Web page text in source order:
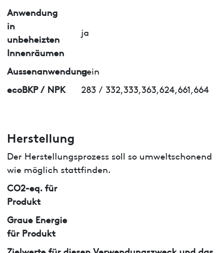
Anwendung
in
unbeheizten
Innenräumen
ja
Aussenanwendungnein
ecoBKP / NPK
283 / 332,333,363,624,661,664
Herstellung
Der Herstellungsprozess soll so umweltschonend
wie möglich stattfinden.
CO2-eq. für
Produkt
Graue Energie
für Produkt